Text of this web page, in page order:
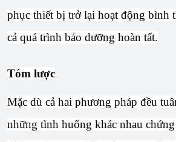
phục thiết bị trở lại hoạt động bình
cả quá trình bảo dưỡng hoàn tất.
Tóm lược
Mặc dù cả hai phương pháp đều
những tình huống khác nhau